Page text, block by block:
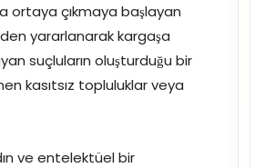
ortaya çıkmaya başlayan
yararlanarak kargaşa
suçluların oluşturduğu bir
kasıtsız topluluklar veya
ve entelektüel bir